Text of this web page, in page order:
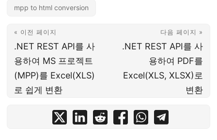
mpp to html conversion
« 이전 페이지
.NET REST API를 사
용하여 MS 프로젝트
(MPP)를 Excel(XLS)
로 쉽게 변환
다음 페이지 »
.NET REST API를 사
용하여 PDF를
Excel(XLS, XLSX)로
변환